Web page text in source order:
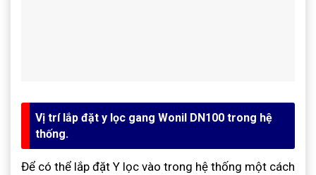
Vị trí lắp đặt y lọc gang Wonil DN100 trong hệ
thống.
Để có thể lắp đặt Y lọc vào trong hệ thống một cách